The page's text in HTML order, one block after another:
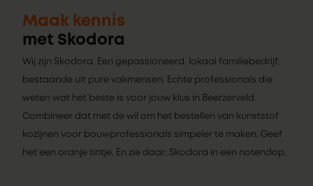
Maak kennis
met Skodora
Wij zijn Skodora. Een gepassioneerd, lokaal familiebedrijf,
bestaande uit pure vakmensen. Echte professionals die
weten wat het beste is voor jouw klus in Beerzerveld.
Combineer dat met de wil om het bestellen van kunststof
kozijnen voor bouwprofessionals simpeler te maken. Geef
het een oranje tintje. En zie daar: Skodora in een notendop.